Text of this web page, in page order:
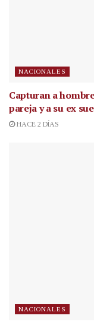
NACIONALES
Capturan a
pareja y a su ex
HACE 2 DÍAS
NACIONALES